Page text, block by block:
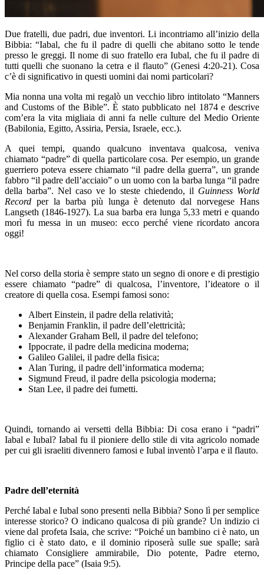
Due fratelli, due padri, due inventori. Li incontriamo all’inizio della
Bibbia: “Iabal, che fu il padre di quelli che abitano sotto le tende
presso le greggi. Il nome di suo fratello era Iubal, che fu il padre di
tutti quelli che suonano la cetra e il flauto” (Genesi 4:20-21). Cosa
c’è di significativo in questi uomini dai nomi particolari?
Mia nonna una volta mi regalò un vecchio libro intitolato “Manners
and Customs of the Bible”. È stato pubblicato nel 1874 e descrive
com’era la vita migliaia di anni fa nelle culture del Medio Oriente
(Babilonia, Egitto, Assiria, Persia, Israele, ecc.).
A quei tempi, quando qualcuno inventava qualcosa, veniva
chiamato “padre” di quella particolare cosa. Per esempio, un grande
guerriero poteva essere chiamato “il padre della guerra”, un grande
fabbro “il padre dell’acciaio” o un uomo con la barba lunga “il padre
della barba”. Nel caso ve lo steste chiedendo, il Guinness World
Record per la barba più lunga è detenuto dal norvegese Hans
Langseth (1846-1927). La sua barba era lunga 5,33 metri e quando
morì fu messa in un museo: ecco perché viene ricordato ancora
oggi!
Nel corso della storia è sempre stato un segno di onore e di prestigio
essere chiamato “padre” di qualcosa, l’inventore, l’ideatore o il
creatore di quella cosa. Esempi famosi sono:
Albert Einstein, il padre della relatività;
Benjamin Franklin, il padre dell’elettricità;
Alexander Graham Bell, il padre del telefono;
Ippocrate, il padre della medicina moderna;
Galileo Galilei, il padre della fisica;
Alan Turing, il padre dell’informatica moderna;
Sigmund Freud, il padre della psicologia moderna;
Stan Lee, il padre dei fumetti.
Quindi, tornando ai versetti della Bibbia: Di cosa erano i “padri”
Iabal e Iubal? Iabal fu il pioniere dello stile di vita agricolo nomade
per cui gli israeliti divennero famosi e Iubal inventò l’arpa e il flauto.
Padre dell’eternità
Perché Iabal e Iubal sono presenti nella Bibbia? Sono lì per semplice
interesse storico? O indicano qualcosa di più grande? Un indizio ci
viene dal profeta Isaia, che scrive: “Poiché un bambino ci è nato, un
figlio ci è stato dato, e il dominio riposerà sulle sue spalle; sarà
chiamato Consigliere ammirabile, Dio potente, Padre eterno,
Principe della pace” (Isaia 9:5).